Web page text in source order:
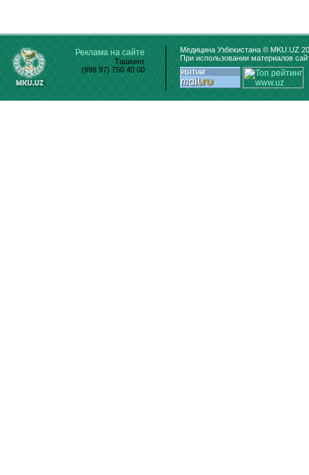
Реклама на сайте
Ташкент
(998 97) 750 40 00
Медицина Узбекистана © MKU.UZ
При использовании материалов